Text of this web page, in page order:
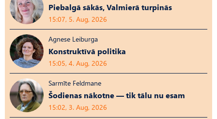
Piebalgā sākās, Valmierā turpinās
15:07, 5. Aug, 2026
Agnese Leiburga
Konstruktīvā politika
15:05, 4. Aug, 2026
Sarmīte Feldmane
Šodienas nākotne — tik tālu nu esam
15:02, 3. Aug, 2026